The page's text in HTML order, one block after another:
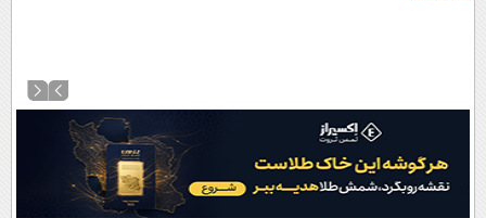
آب و هوا
پیوند ها
سواد زندگی